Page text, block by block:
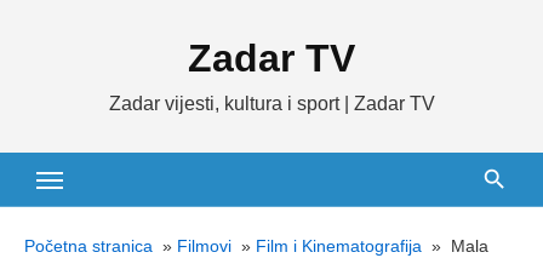
Zadar TV
Zadar vijesti, kultura i sport | Zadar TV
Početna stranica » Filmovi » Film i Kinematografija » Mala